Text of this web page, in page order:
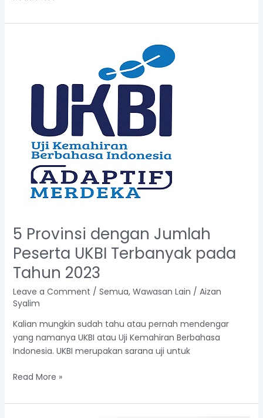
5 Provinsi dengan Jumlah
Peserta UKBI Terbanyak pada
Tahun 2023
Leave a Comment / Semua, Wawasan Lain / Aizan
Syalim
Kalian mungkin sudah tahu atau pernah mendengar
yang namanya UKBI atau Uji Kemahiran Berbahasa
Indonesia. UKBI merupakan sarana uji untuk
Jumlah
Peserta
Terbanyak
Tahun
Read More »